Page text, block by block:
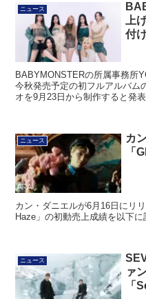
ニュース
上
付
BABYMONSTERの所属事務所
今秋発売予定の初フルアルバム
オを9月23日から制作すると発表
ニュース
カ
「
カン・ダニエルが6月16日にリ
Haze」の初動売上成績を以下に
ニュース
ァ
「